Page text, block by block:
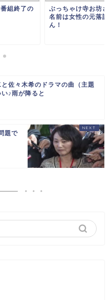
組終了の
ぶっちゃけ寺お坊さ
名前は女性の元落語
ん！
と佐々木希のドラマの曲（主題
♪雨が降ると
題で